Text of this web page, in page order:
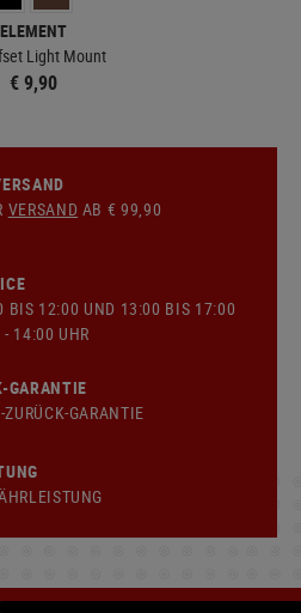
ELEMENT
Light Mount
€ 9,90
VERSAND AB € 99,90
BIS 12:00 UND 13:00 BIS 17:00
14:00 UHR
GARANTIE
GARANTIE